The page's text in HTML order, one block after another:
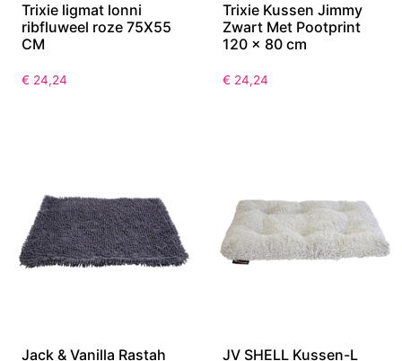
Trixie ligmat lonni
ribfluweel roze 75X55
CM
€ 24,24
Trixie Kussen Jimmy
Zwart Met Pootprint
120 x 80 cm
€ 24,24
Jack & Vanilla Rastah
JV SHELL Kussen-L